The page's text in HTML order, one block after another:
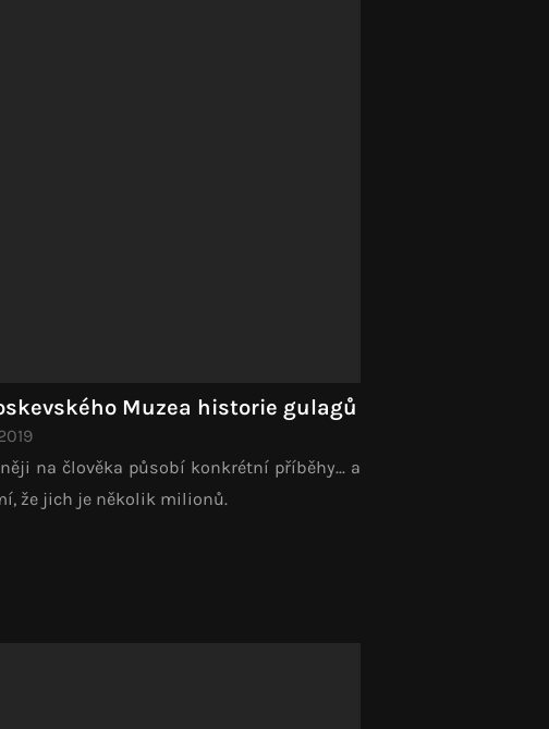
Muzea historie gulagů
na člověka působí konkrétní příběhy... a
že jich je několik milionů.